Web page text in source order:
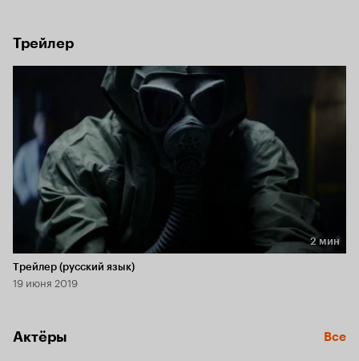
объединятся, то у них есть шанс найти дорогу домой.
Трейлер
Длительность 2 мин
2 мин
Трейлер (русский язык)
19 июня 2019
Актёры Все